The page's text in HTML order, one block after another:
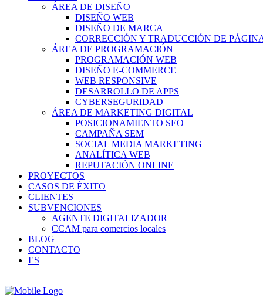
ÁREA DE DISEÑO
DISEÑO WEB
DISEÑO DE MARCA
CORRECCIÓN Y TRADUCCIÓN DE
ÁREA DE PROGRAMACIÓN
PROGRAMACIÓN WEB
DISEÑO E-COMMERCE
WEB RESPONSIVE
DESARROLLO DE APPS
CYBERSEGURIDAD
ÁREA DE MARKETING DIGITAL
POSICIONAMIENTO SEO
CAMPAÑA SEM
SOCIAL MEDIA MARKETING
ANALÍTICA WEB
REPUTACIÓN ONLINE
PROYECTOS
CASOS DE ÉXITO
CLIENTES
SUBVENCIONES
AGENTE DIGITALIZADOR
CCAM para comercios locales
BLOG
CONTACTO
ES